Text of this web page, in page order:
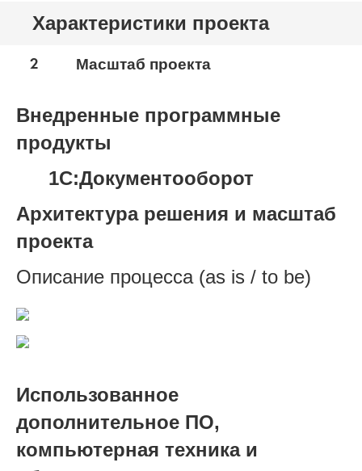
Характеристики проекта
2 Масштаб проекта
Внедренные программные
продукты
1С:Документооборот
Архитектура решения и масштаб
проекта
Описание процесса (as is / to be)
Использованное
дополнительное ПО,
компьютерная техника и